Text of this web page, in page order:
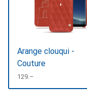
Arange clouqui -
Couture
CHF
129.–